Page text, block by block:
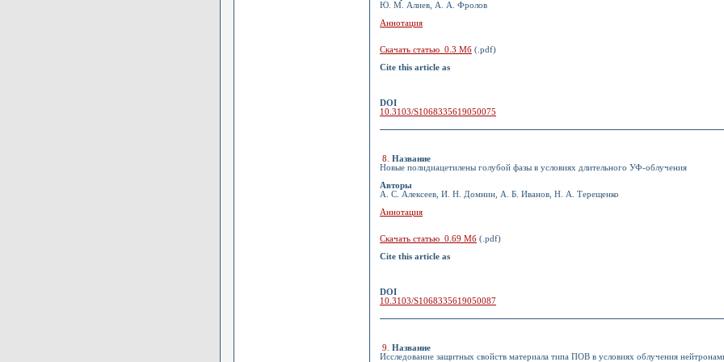
Ю. М. Алиев, А. А. Фролов
Аннотация
Скачать статью 0.3 Мб (.pdf)
Cite this article as
DOI
10.3103/S1068335619050075
8
Название
Новые полидиацетилены голубой фазы в условиях длительного УФ-облучения
Авторы
А. С. Алексеев, И. Н. Домнин, А. Б. Иванов, Н. А. Терещенко
Аннотация
Скачать статью 0.69 Мб (.pdf)
Cite this article as
DOI
10.3103/S1068335619050087
9
Название
Исследование защитных свойств материала типа ПОВ в условиях облучения